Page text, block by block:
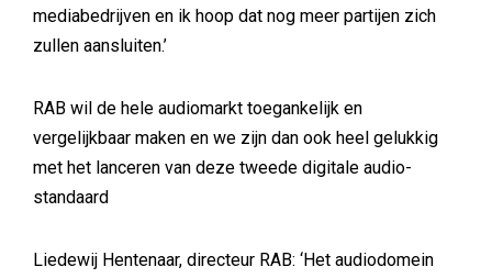
mediabedrijven en ik hoop dat nog meer partijen zich
zullen aansluiten.’
RAB wil de hele audiomarkt toegankelijk en
vergelijkbaar maken en we zijn dan ook heel gelukkig
met het lanceren van deze tweede digitale audio-
standaard
Liedewij Hentenaar, directeur RAB: ‘Het audiodomein